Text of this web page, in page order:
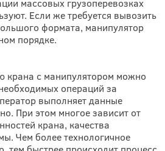
массовых грузоперевозках
Если же требуется вывозить
формата, манипулятор
порядке.
крана с манипулятором можно
операций за
выполняет данные
При этом многое зависит от
крана, качества
Чем более технологичное